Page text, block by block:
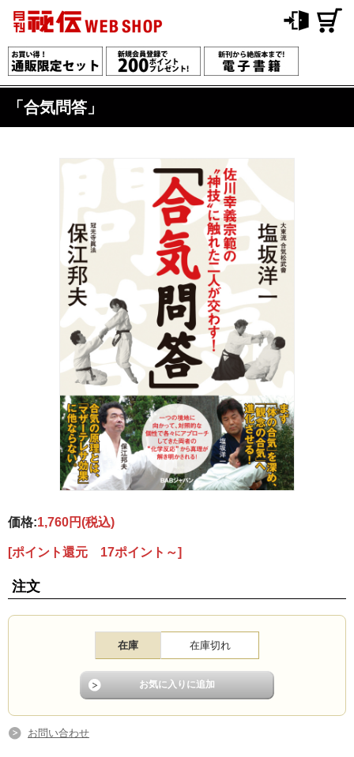
「合気問答」
価格:1,760円(税込)
[ポイント還元 17ポイント～]
注文
在庫 在庫切れ
お問い合わせ